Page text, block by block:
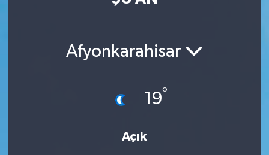
Afyonkarahisar
19°
Açık